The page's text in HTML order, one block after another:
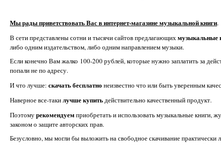
Мы рады приветствовать Вас в интернет-магазине музыкальной книги.
В сети представлены сотни и тысячи сайтов предлагающих музыкальные
либо одним издательством, либо одним направлением музыки.
Если конечно Вам жалко 100-200 рублей, которые нужно заплатить за
попали не по адресу.
И что лучше: скачать бесплатно неизвестно что или быть уверенным
Наверное все-такилучше купитьдействительно качественный продукт.
Поэтомурекомендуемприобретать и использовать музыкальные книги,
законом о защите авторских прав.
Безусловно, мы могли бы выложить на свободное скачивание